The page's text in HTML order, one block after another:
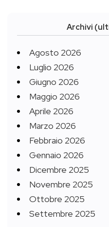
Archivi
Agosto 2026
Luglio 2026
Giugno 2026
Maggio 2026
Aprile 2026
Marzo 2026
Febbraio 2026
Gennaio 2026
Dicembre 2025
Novembre 2025
Ottobre 2025
Settembre 2025